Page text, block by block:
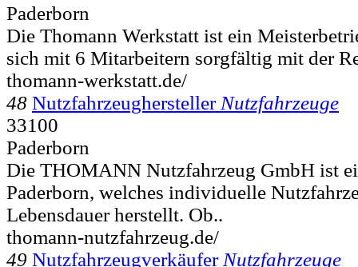
Paderborn
Die Thomann Werkstatt ist ein
sich mit 6 Mitarbeitern sorgfältig mit der
thomann-werkstatt.de/
48 Nutzfahrzeughersteller Nutzfahrzeuge
33100
Paderborn
Die THOMANN Nutzfahrzeug GmbH ist
Paderborn, welches individuelle
Lebensdauer herstellt. Ob..
thomann-nutzfahrzeug.de/
49 Nutzfahrzeugverkäufer Nutzfahrzeuge